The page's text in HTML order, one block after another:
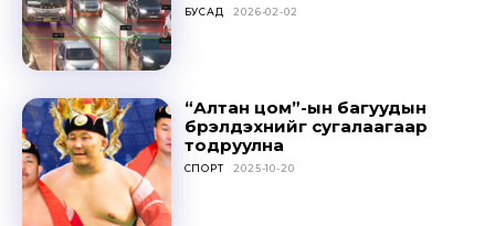
Don't miss
БУСАД 2026-02-02
“Алтан цом”-ын багуудын
бүрэлдэхүүнийг сугалаагаар
тодруулна
СПОРТ 2025-10-20